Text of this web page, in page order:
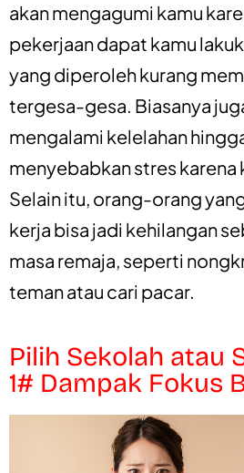
akan mengagumi kamu
pekerjaan dapat kamu
yang diperoleh kurang
tergesa-gesa. Biasanya
mengalami kelelahan
menyebabkan stres karena
Selain itu, orang-orang
kerja bisa jadi kehilangan
masa remaja, seperti
teman atau cari pacar.
Pilih Sekolah atau
1# Dampak Fokus